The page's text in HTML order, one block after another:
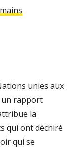
unies aux
un rapport
la
qui ont déchiré
qui se